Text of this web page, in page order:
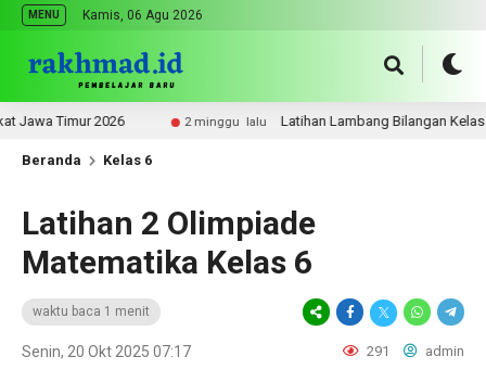
MENU Kamis, 06 Agu 2026
Timur 2026 2 minggu lalu Latihan Lambang Bilangan Kelas 5
Beranda Kelas 6
Latihan 2 Olimpiade
Matematika Kelas 6
waktu baca 1 menit
Senin, 20 Okt 2025 07:17 291 admin